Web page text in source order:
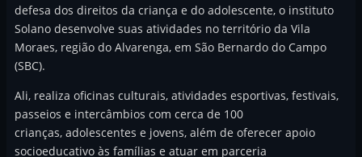
defesa dos direitos da criança e do adolescente, o instituto
Solano desenvolve suas atividades no território da Vila
Moraes, região do Alvarenga, em São Bernardo do Campo
(SBC).
Ali, realiza oficinas culturais, atividades esportivas, festivais,
passeios e intercâmbios com cerca de 100
crianças, adolescentes e jovens, além de oferecer apoio
socioeducativo às famílias e atuar em parceria